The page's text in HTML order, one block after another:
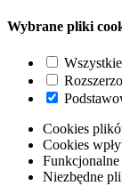
Wybrane pliki
Wszystkie
Cookies
Cookies
Niezbędne